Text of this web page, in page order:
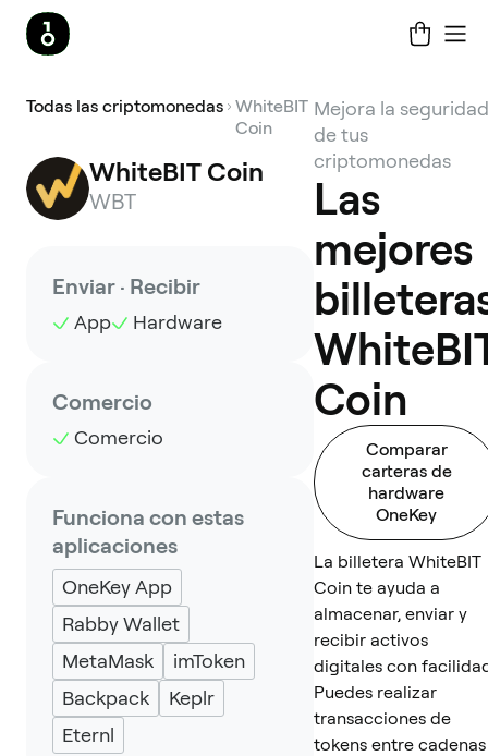
Todas las criptomonedas WhiteBIT
Coin
WhiteBIT Coin
WBT
Enviar · Recibir
App Hardware
Comercio
Comercio
Funciona con estas
aplicaciones
OneKey App
Rabby Wallet
MetaMask
imToken
Backpack
Keplr
Eternl
Mejora la seguridad
de tus
criptomonedas
Las
mejores
Coin
Comparar
carteras de
hardware
OneKey
La billetera WhiteBIT
Coin te ayuda a
almacenar, enviar y
recibir activos
digitales con
Puedes realizar
transacciones de
tokens entre cadenas